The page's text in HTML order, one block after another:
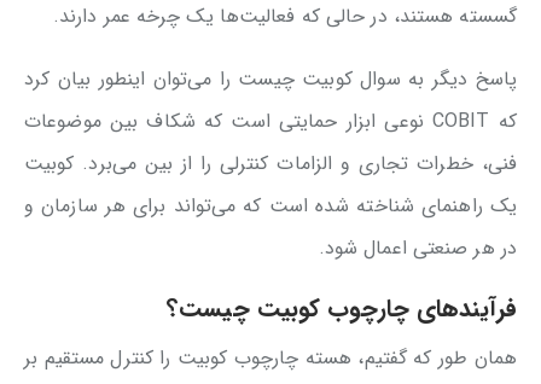
گسسته هستند، در حالی که فعالیت‌ها یک چرخه عمر دارند.
پاسخ دیگر به سوال کوبیت چیست را می‌توان اینطور بیان کرد
که COBIT نوعی ابزار حمایتی است که شکاف بین موضوعات
فنی، خطرات تجاری و الزامات کنترلی را از بین می‌برد. کوبیت
یک راهنمای شناخته شده است که می‌تواند برای هر سازمان و
در هر صنعتی اعمال شود.
فرآیندهای چارچوب کوبیت چیست؟
همان طور که گفتیم، هسته چارچوب کوبیت را کنترل مستقیم بر